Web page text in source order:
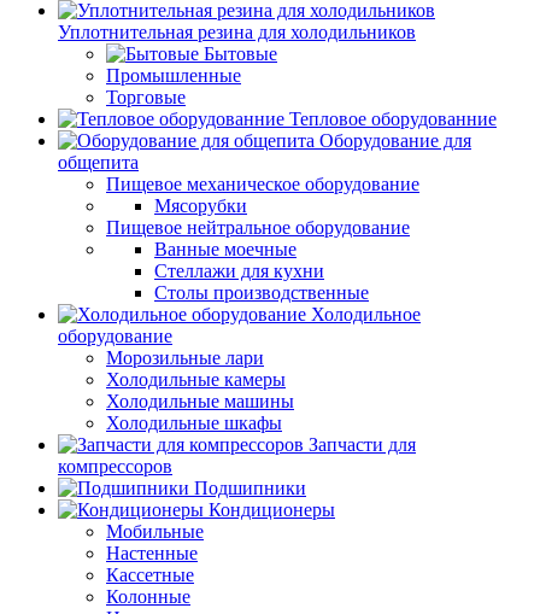
Уплотнительная резина для холодильников
Бытовые
Промышленные
Торговые
Тепловое оборудованние
Оборудование для
общепита
Пищевое механическое оборудование
Мясорубки
Пищевое нейтральное оборудование
Ванные моечные
Стеллажи для кухни
Столы производственные
Холодильное
оборудование
Морозильные лари
Холодильные камеры
Холодильные машины
Холодильные шкафы
Запчасти для
компрессоров
Подшипники
Кондиционеры
Мобильные
Настенные
Кассетные
Колонные